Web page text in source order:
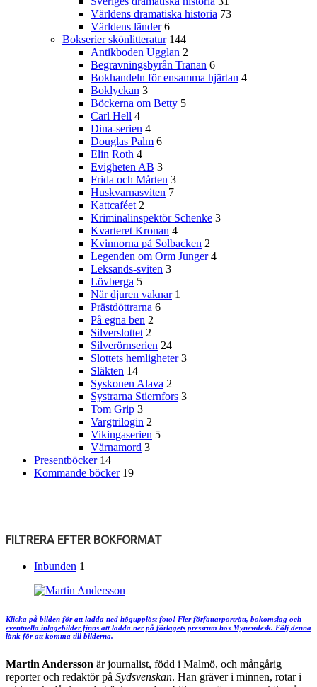
Världens dramatiska historia 73
Världens länder 6
Bokserier skönlitteratur 144
Antikboden Ugglan 2
Begravningsbyrån Tranan 6
Bokhandeln för ensamma hjärtan 4
Boklyckan 3
Böckerna om Betty 5
Carl Hell 4
Dina-serien 4
Douglas Palm 6
Elin Roth 4
Evigheten AB 3
Frida och Mårten 3
Huskvarnasviten 7
Kattcaféet 2
Kriminalinspektör Schenke 3
Kvarteret Kronan 4
Kvinnorna på Solbacken 2
Legenden om Orm Junger 4
Leksands-sviten 3
Lövberga 5
När djuren vaknar 1
Prästdöttrarna 6
På egna ben 2
Silverslottet 2
Silverörnserien 24
Slottets hemligheter 3
Släkten 14
Syskonen Alava 2
Systrarna Stiernfors 3
Tom Grip 3
Vargtrilogin 2
Vikingaserien 5
Värnamord 3
Presentböcker 14
Kommande böcker 19
FILTRERA EFTER BOKFORMAT
Inbunden 1
Klicka på bilden för att ladda ned högupplöst foto! Fler författarporträtt, bokomslag och
eventuella inlagebilder finns att ladda ner på förlagets pressrum hos Mynewdesk. Följ denna
länk för att komma till bilderna.
Martin Andersson är journalist, född i Malmö, och mångårig
reporter och redaktör på Sydsvenskan. Han gräver i minnen, rotar i